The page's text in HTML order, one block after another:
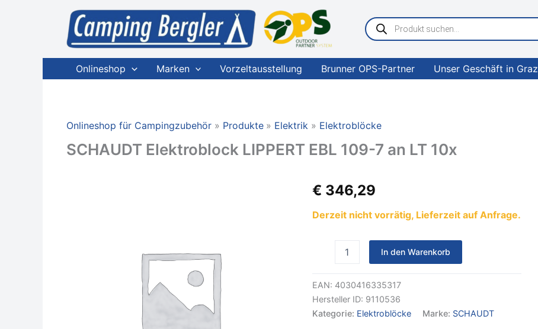
Products
search
Onlineshop Marken Vorzeltausstellung Brunner OPS-Partner Unser Geschäft in Graz
Onlineshop für Campingzubehör Produkte Elektrik Elektroblöcke
SCHAUDT Elektroblock LIPPERT EBL 109-7 an LT 10x
€ 346,29
Derzeit nicht vorrätig, Lieferzeit auf Anfrage.
SCHAUDT
Elektroblock
EBL
Menge
In den Warenkorb
EAN: 4030416335317
Hersteller ID: 9110536
Kategorie: Elektroblöcke Marke: SCHAUDT